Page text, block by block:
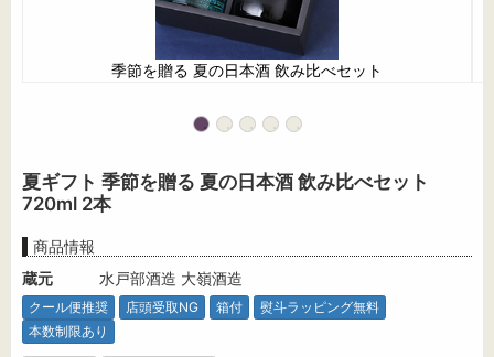
季節を贈る 夏の日本酒 飲み比べセット
夏ギフト 季節を贈る 夏の日本酒 飲み比べセット
720ml 2本
商品情報
蔵元
水戸部酒造 大嶺酒造
クール便推奨 店頭受取NG 箱付
熨斗ラッピング無料
本数制限あり